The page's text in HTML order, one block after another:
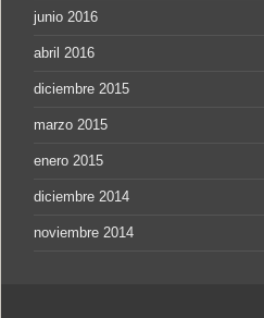
junio 2016
abril 2016
diciembre 2015
marzo 2015
enero 2015
diciembre 2014
noviembre 2014